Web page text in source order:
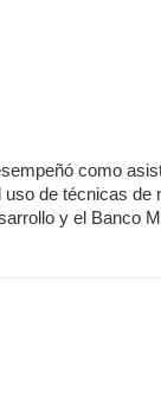
como
de técnicas de
y el Banco